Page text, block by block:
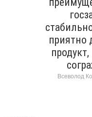
приятно
Всеволод